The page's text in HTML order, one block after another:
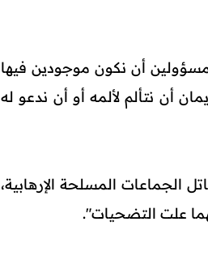
مسؤولين أن نكون موجودين فيها
أن نتألم لألمه أو أن ندعو له
الجماعات المسلحة الإرهابية،
علت التضحيات".